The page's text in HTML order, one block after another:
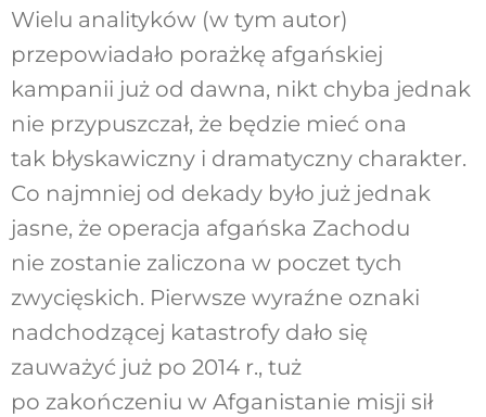
Wielu analityków (w tym autor)
przepowiadało porażkę afgańskiej
kampanii już od dawna, nikt chyba jednak
nie przypuszczał, że będzie mieć ona
tak błyskawiczny i dramatyczny charakter.
Co najmniej od dekady było już jednak
jasne, że operacja afgańska Zachodu
nie zostanie zaliczona w poczet tych
zwycięskich. Pierwsze wyraźne oznaki
nadchodzącej katastrofy dało się
zauważyć już po 2014 r., tuż
po zakończeniu w Afganistanie misji sił